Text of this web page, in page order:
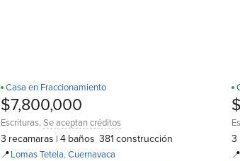
¡Estrena!
D
Casa en Fraccionamiento
$7,800,000
Escrituras,Se aceptan créditos
3 recamaras | 4 baños 381 construcción
📍Lomas Tetela,Cuernavaca
3
📍